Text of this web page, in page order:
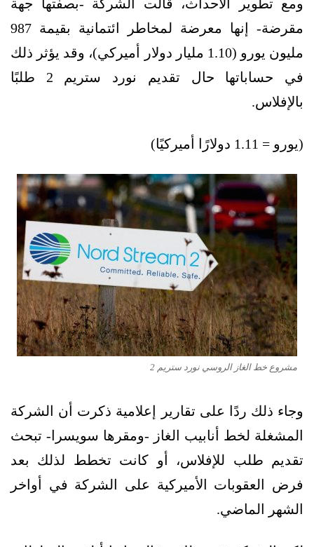
ومع تطوير الأحداث، قالت الشركة -بصفتها جهة
مقرضة- إنها معرضة لمخاطر ائتمانية بقيمة 987
مليون يورو (1.10 مليار دولار أميركي)، وقد يؤثر ذلك
في حساباتها حال تقديم نورد ستريم 2 طلبًا
بالإفلاس.
(يورو = 1.11 دولارًا أميركيًا)
مشروع خط الغاز الروسي نورد ستريم 2
وجاء ذلك ردًا على تقارير إعلامية ذكرت أن الشركة
المشغلة لخط أنابيب الغاز -ومقرها سويسرا- تبحث
تقديم طلب للإفلاس، أو كانت تخطط لذلك بعد
فرض العقوبات الأميركية على الشركة في أواخر
الشهر الماضي.